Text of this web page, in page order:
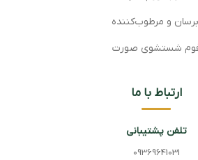
و مرطوب‌کننده
شستشوی صورت
ارتباط با ما
تلفن پشتیبانی
09369641031